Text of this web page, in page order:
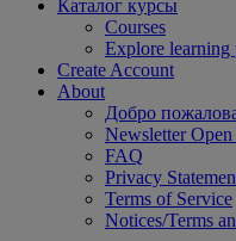
Каталог курсы
Courses
Explore learning
Create Account
About
Добро
Newsletter
FAQ
Privacy
Terms of Service
Notices/Terms